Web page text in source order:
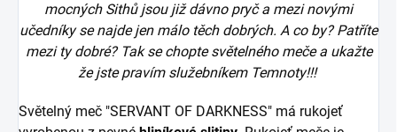
mocných Sithů jsou již dávno pryč a mezi novými
učedníky se najde jen málo těch dobrých. A co by? Patříte
mezi ty dobré? Tak se chopte světelného meče a ukažte
že jste pravím služebníkem Temnoty!!!
Světelný meč "SERVANT OF DARKNESS" má rukojeť